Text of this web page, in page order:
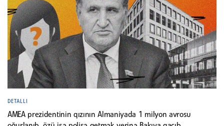
DETALLI
AMEA prezidentinin qızının Almaniyada 1 milyon avrosu